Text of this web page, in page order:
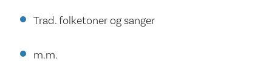
Trad. folketoner og sanger
m.m.